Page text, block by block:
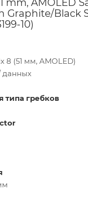
Graphite/Black
10)
8 (51 мм, AMOLED)
данных
типа гребков